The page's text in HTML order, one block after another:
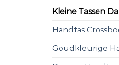
Kleine Tassen
Handtas
Goudkleurige